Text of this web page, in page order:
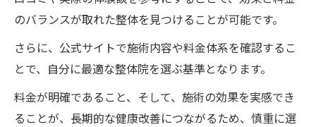
のバランスが取れた整体を見つけることが可能です。
さらに、公式サイトで施術内容や料金体系を確認するこ
とで、自分に最適な整体院を選ぶ基準となります。
料金が明確であること、そして、施術の効果を実感でき
ることが、長期的な健康改善につながるため、慎重に選